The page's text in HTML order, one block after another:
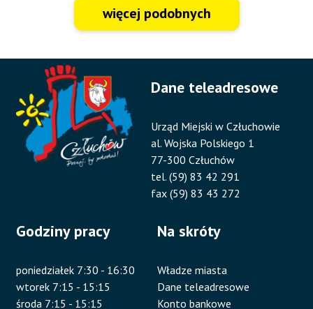
więcej podobnych
Dane teleadresowe
Urząd Miejski w Człuchowie
al. Wojska Polskiego 1
77-300 Człuchów
tel. (59) 83 42 291
fax (59) 83 43 272
Godziny pracy
poniedziałek 7:30 - 16:30
wtorek 7:15 - 15:15
środa 7:15 - 15:15
Na skróty
Władze miasta
Dane teleadresowe
Konto bankowe